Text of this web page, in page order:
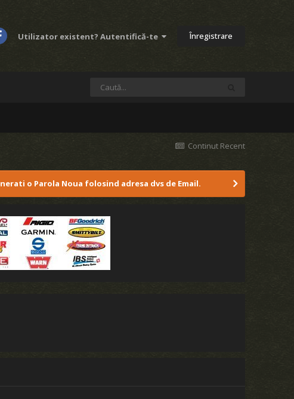
Utilizator existent? Autentifică-te Înregistrare
Continut Recent
o Parola Noua folosind adresa dvs de Email.